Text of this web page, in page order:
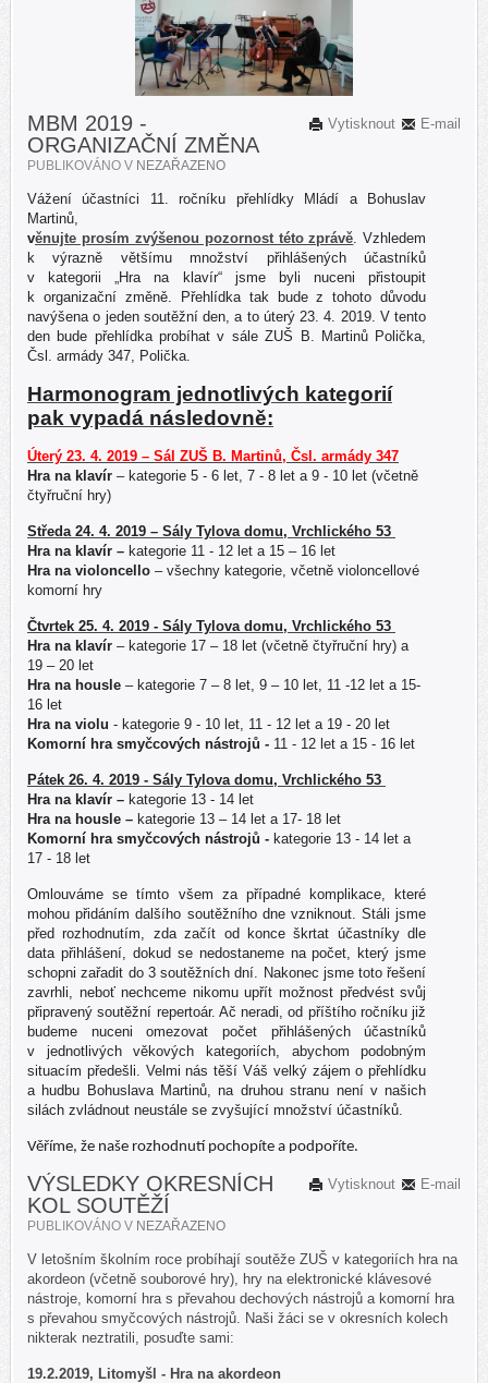
E-mail
Vytisknout
MBM 2019 -
ORGANIZAČNÍ ZMĚNA
PUBLIKOVÁNO V NEZAŘAZENO
Vážení účastníci 11. ročníku přehlídky Mládí a Bohuslav
Martinů,
věnujte prosím zvýšenou pozornost této zprávě . Vzhledem
k výrazně většímu množství přihlášených účastníků
v kategorii „Hra na klavír“ jsme byli nuceni přistoupit
k organizační změně. Přehlídka tak bude z tohoto důvodu
navýšena o jeden soutěžní den, a to úterý 23. 4. 2019. V tento
den bude přehlídka probíhat v sále ZUŠ B. Martinů Polička,
Čsl. armády 347, Polička.
Harmonogram jednotlivých kategorií
pak vypadá následovně:
Úterý 23. 4. 2019 – Sál ZUŠ B. Martinů, Čsl. armády 347
Hra na klavír – kategorie 5 - 6 let, 7 - 8 let a 9 - 10 let (včetně
čtyřruční hry)
Středa 24. 4. 2019 – Sály Tylova domu, Vrchlického 53
Hra na klavír – kategorie 11 - 12 let a 15 – 16 let
Hra na violoncello – všechny kategorie, včetně violoncellové
komorní hry
Čtvrtek 25. 4. 2019 - Sály Tylova domu, Vrchlického 53
Hra na klavír – kategorie 17 – 18 let (včetně čtyřruční hry) a
19 – 20 let
Hra na housle – kategorie 7 – 8 let, 9 – 10 let, 11 -12 let a 15-
16 let
Hra na violu - kategorie 9 - 10 let, 11 - 12 let a 19 - 20 let
Komorní hra smyčcových nástrojů - 11 - 12 let a 15 - 16 let
Pátek 26. 4. 2019 - Sály Tylova domu, Vrchlického 53
Hra na klavír – kategorie 13 - 14 let
Hra na housle – kategorie 13 – 14 let a 17- 18 let
Komorní hra smyčcových nástrojů - kategorie 13 - 14 let a
17 - 18 let
Omlouváme se tímto všem za případné komplikace, které
mohou přidáním dalšího soutěžního dne vzniknout. Stáli jsme
před rozhodnutím, zda začít od konce škrtat účastníky dle
data přihlášení, dokud se nedostaneme na počet, který jsme
schopni zařadit do 3 soutěžních dní. Nakonec jsme toto řešení
zavrhli, neboť nechceme nikomu upřít možnost předvést svůj
připravený soutěžní repertoár. Ač neradi, od příštího ročníku již
budeme nuceni omezovat počet přihlášených účastníků
v jednotlivých věkových kategoriích, abychom podobným
situacím předešli. Velmi nás těší Váš velký zájem o přehlídku
a hudbu Bohuslava Martinů, na druhou stranu není v našich
silách zvládnout neustále se zvyšující množství účastníků.
Věříme, že naše rozhodnutí pochopíte a podpoříte.
E-mail
Vytisknout
VÝSLEDKY OKRESNÍCH
KOL SOUTĚŽÍ
PUBLIKOVÁNO V NEZAŘAZENO
V letošním školním roce probíhají soutěže ZUŠ v kategoriích hra na
akordeon (včetně souborové hry), hry na elektronické klávesové
nástroje, komorní hra s převahou dechových nástrojů a komorní hra
s převahou smyčcových nástrojů. Naši žáci se v okresních kolech
nikterak neztratili, posuďte sami:
19.2.2019, Litomyšl - Hra na akordeon